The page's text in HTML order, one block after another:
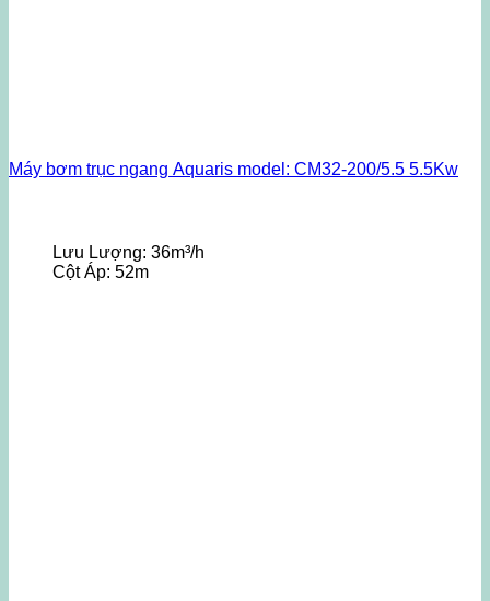
Máy bơm trục ngang Aquaris model: CM32-200/5.5 5.5Kw
Lưu Lượng: 36m³/h
Cột Áp: 52m